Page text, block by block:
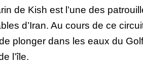
de Kish est l’une des
d’Iran. Au cours de ce
plonger dans les eaux du
l’île.